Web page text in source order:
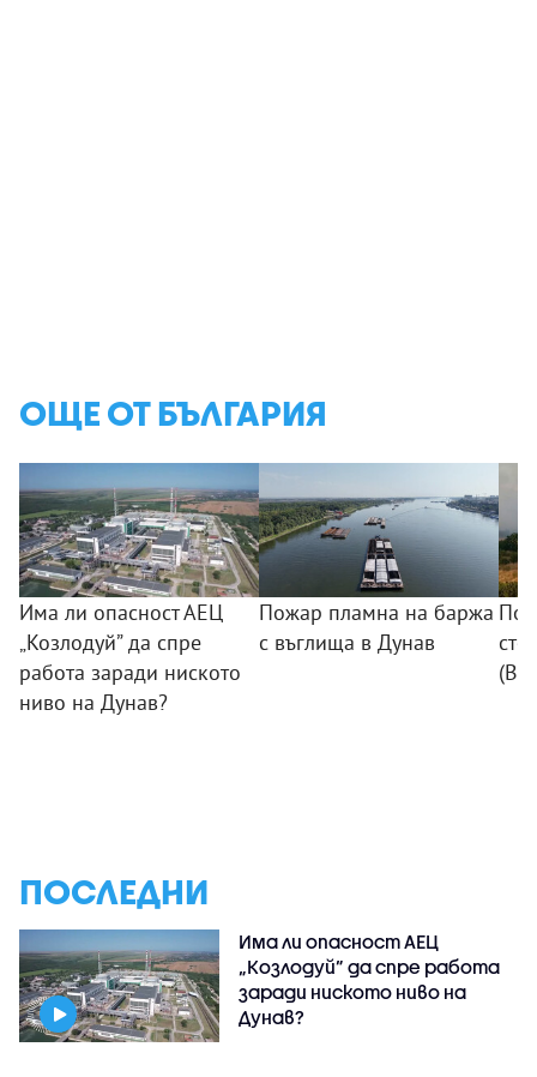
ОЩЕ ОТ БЪЛГАРИЯ
Има ли опасност АЕЦ
„Козлодуй” да спре
работа заради ниското
ниво на Дунав?
Пожар пламна на баржа
с въглища в Дунав
ПОСЛЕДНИ
Има ли опасност АЕЦ
„Козлодуй” да спре работа
заради ниското ниво на
Дунав?